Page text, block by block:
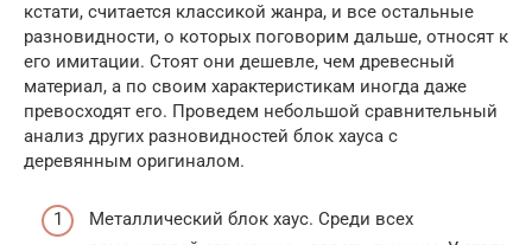
кстати, считается классикой жанра, и все остальные
разновидности, о которых поговорим дальше, относят к
его имитации. Стоят они дешевле, чем древесный
материал, а по своим характеристикам иногда даже
превосходят его. Проведем небольшой сравнительный
анализ других разновидностей блок хауса с
деревянным оригиналом.
Металлический блок хаус. Среди всех